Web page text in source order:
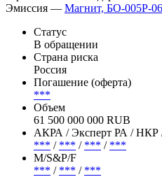
Эмиссия — Магнит, БО-005Р-06
Статус
В обращении
Страна риска
Россия
Погашение (оферта)
***
Объем
61 500 000 000 RUB
АКРА / Эксперт РА / НКР
*** / *** / *** / ***
М/S&P/F
*** / *** / ***